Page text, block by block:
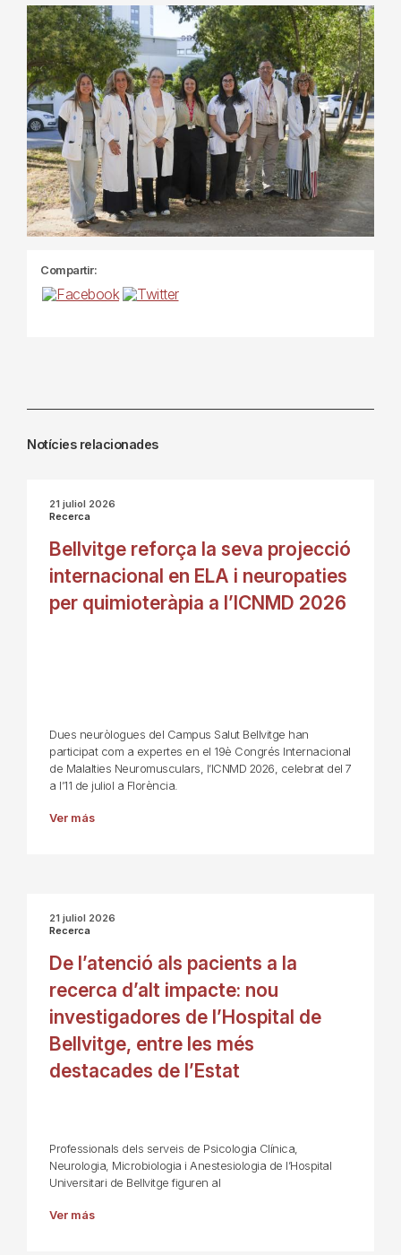
Compartir:
Notícies relacionades
21 juliol 2026
Recerca
Bellvitge reforça la seva projecció
internacional en ELA i neuropaties
per quimioteràpia a l’ICNMD 2026
Dues neuròlogues del Campus Salut Bellvitge han
participat com a expertes en el 19è Congrés Internacional
de Malalties Neuromusculars, l’ICNMD 2026, celebrat del 7
a l’11 de juliol a Florència.
Ver más
21 juliol 2026
Recerca
De l’atenció als pacients a la
recerca d’alt impacte: nou
investigadores de l’Hospital de
Bellvitge, entre les més
destacades de l’Estat
Professionals dels serveis de Psicologia Clínica,
Neurologia, Microbiologia i Anestesiologia de l’Hospital
Universitari de Bellvitge figuren al
Ver más